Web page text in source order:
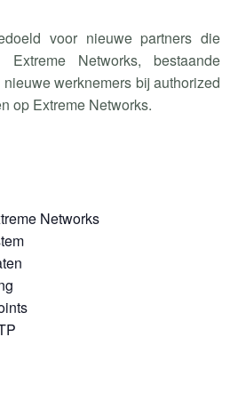
voor nieuwe partners die
Networks, bestaande
werknemers bij authorized
op Extreme Networks.
Networks